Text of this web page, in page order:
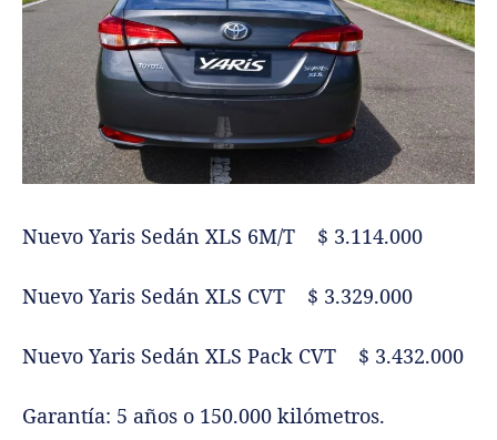
Nuevo Yaris Sedán XLS 6M/T $ 3.114.000
Nuevo Yaris Sedán XLS CVT $ 3.329.000
Nuevo Yaris Sedán XLS Pack CVT $ 3.432.000
Garantía: 5 años o 150.000 kilómetros.